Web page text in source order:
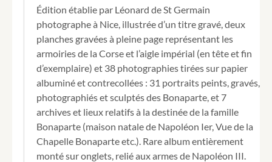
Madame
Mère.
Édition établie par Léonard de St Germain
photographe à Nice, illustrée d’un titre gravé, deux
planches gravées à pleine page représentant les
armoiries de la Corse et l’aigle impérial (en tête et fin
d’exemplaire) et 38 photographies tirées sur papier
albuminé et contrecollées : 31 portraits peints, gravés,
photographiés et sculptés des Bonaparte, et 7
archives et lieux relatifs à la destinée de la famille
Bonaparte (maison natale de Napoléon Ier, Vue de la
Chapelle Bonaparte etc.). Rare album entièrement
monté sur onglets, relié aux armes de Napoléon III.